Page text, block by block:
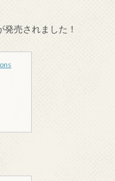
売されました！